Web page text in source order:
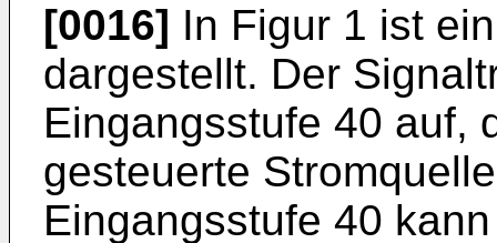
[0016] In Figur 1 ist
dargestellt. Der
Eingangsstufe 40 auf,
gesteuerte
Eingangsstufe 40